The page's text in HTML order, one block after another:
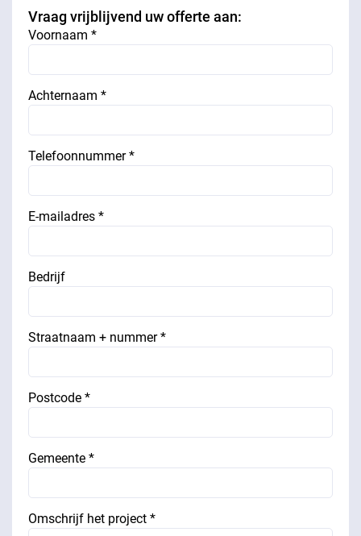
Vraag vrijblijvend uw offerte aan:
Voornaam *
Achternaam *
Telefoonnummer *
E-mailadres *
Bedrijf
Straatnaam + nummer *
Postcode *
Gemeente *
Omschrijf het project *